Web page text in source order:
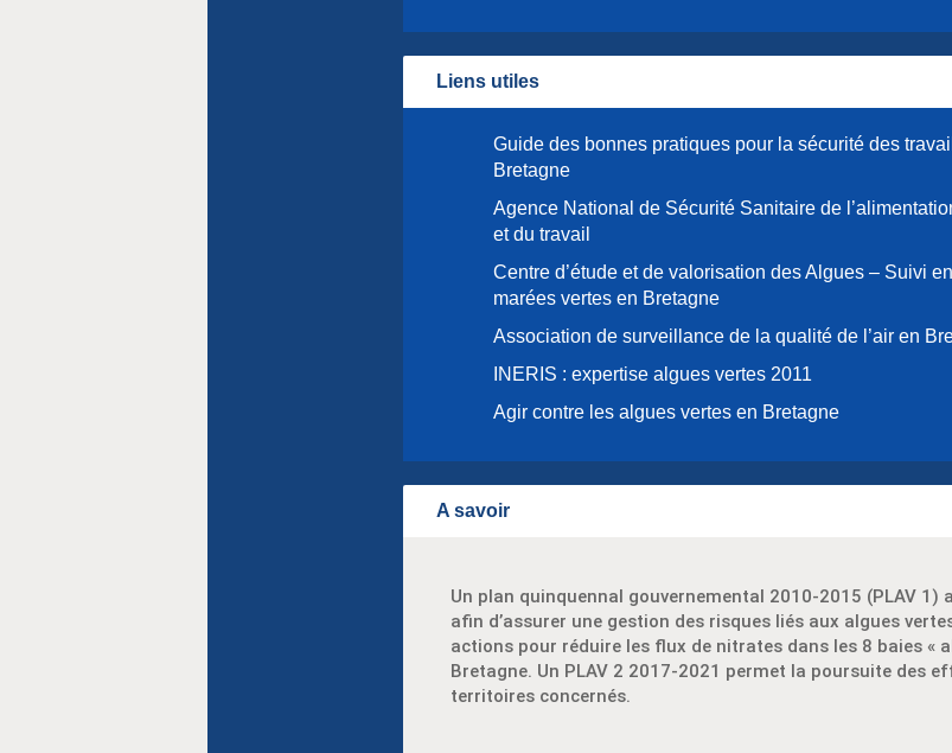
Liens utiles
Guide des bonnes pratiques pour la sécurité des
Bretagne
Agence National de Sécurité Sanitaire de
et du travail
Centre d’étude et de valorisation des Algues – Suivi
marées vertes en Bretagne
Association de surveillance de la qualité de l’air en
INERIS : expertise algues vertes 2011
Agir contre les algues vertes en Bretagne
A savoir
Un plan quinquennal gouvernemental 2010-2015 (PLAV 1)
afin d’assurer une gestion des risques liés aux algues
actions pour réduire les flux de nitrates dans les 8 baies «
Bretagne. Un PLAV 2 2017-2021 permet la poursuite des
territoires concernés.